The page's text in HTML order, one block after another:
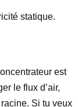
statique.
est
le flux d’air,
Si tu veux